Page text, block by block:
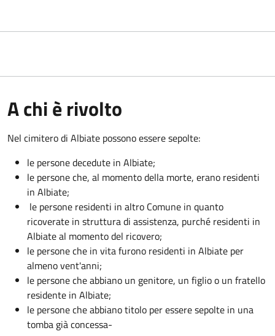
A chi è rivolto
Nel cimitero di Albiate possono essere sepolte:
le persone decedute in Albiate;
le persone che, al momento della morte, erano residenti
in Albiate;
le persone residenti in altro Comune in quanto
ricoverate in struttura di assistenza, purché residenti in
Albiate al momento del ricovero;
le persone che in vita furono residenti in Albiate per
almeno vent'anni;
le persone che abbiano un genitore, un figlio o un fratello
residente in Albiate;
le persone che abbiano titolo per essere sepolte in una
tomba già concessa-